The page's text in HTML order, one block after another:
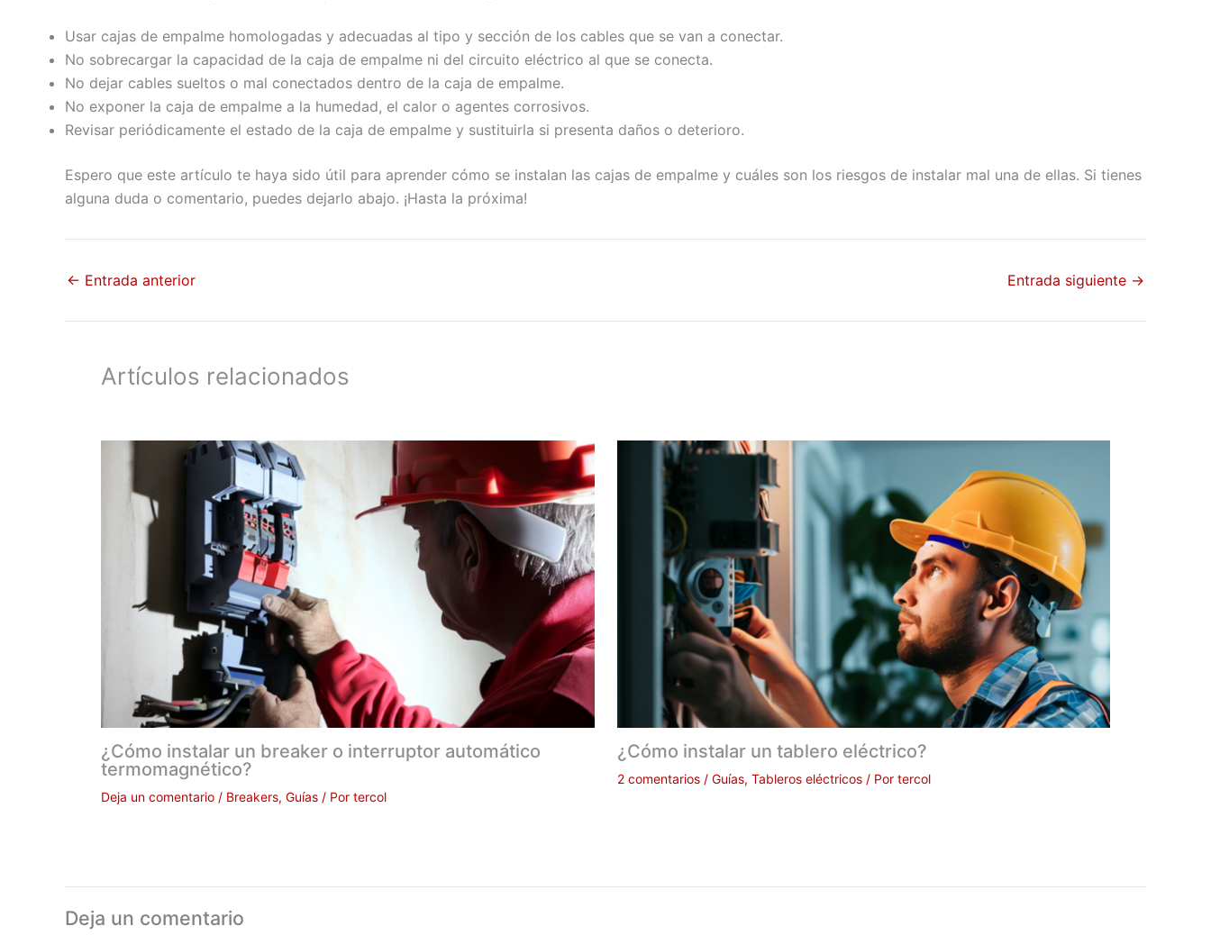
Usar cajas de empalme homologadas y adecuadas al tipo y sección de los cables que se van a conectar.
No sobrecargar la capacidad de la caja de empalme ni del circuito eléctrico al que se conecta.
No dejar cables sueltos o mal conectados dentro de la caja de empalme.
No exponer la caja de empalme a la humedad, el calor o agentes corrosivos.
Revisar periódicamente el estado de la caja de empalme y sustituirla si presenta daños o deterioro.
Espero que este artículo te haya sido útil para aprender cómo se instalan las cajas de empalme y cuáles son los riesgos de instalar mal una de ellas. Si tienes
alguna duda o comentario, puedes dejarlo abajo. ¡Hasta la próxima!
← Entrada anterior Entrada siguiente →
Artículos relacionados
¿Cómo instalar un breaker o interruptor automático
termomagnético?
Deja un comentario / Breakers, Guías / Por tercol
¿Cómo instalar un tablero eléctrico?
2 comentarios / Guías, Tableros eléctricos/ Por tercol
Deja un comentario